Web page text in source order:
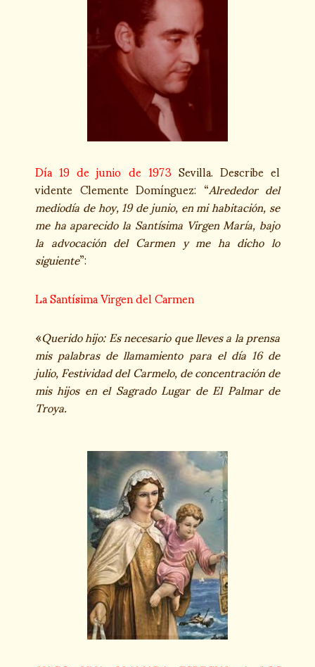
Día 19 de junio de 1973 Sevilla. Describe el
vidente Clemente Domínguez: “Alrededor del
mediodía de hoy, 19 de junio, en mi habitación, se
me ha aparecido la Santísima Virgen María, bajo
la advocación del Carmen y me ha dicho lo
siguiente”:
La Santísima Virgen del Carmen
«Querido hijo: Es necesario que lleves a la prensa
mis palabras de llamamiento para el día 16 de
julio, Festividad del Carmelo, de concentración de
mis hijos en el Sagrado Lugar de El Palmar de
Troya.